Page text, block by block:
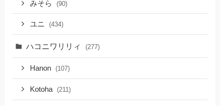
みそら (90)
ユニ (434)
ハコニワリリィ (277)
Hanon (107)
Kotoha (211)